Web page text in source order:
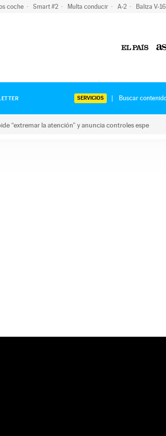
coche Smart #2 Multa conducir A-2 Baliza V-16
SERVICIOS
“extremar la atención” y anuncia controles espe